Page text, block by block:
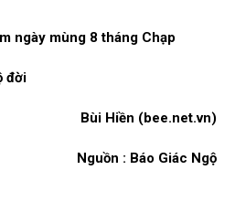
ngày mùng 8 tháng Chạp
đời
Bùi Hiền (bee.net.vn)
Nguồn : Báo Giác Ngộ